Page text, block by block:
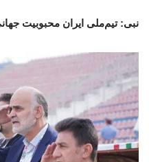
نبی: تیم‌ملی ایران محبوبیت